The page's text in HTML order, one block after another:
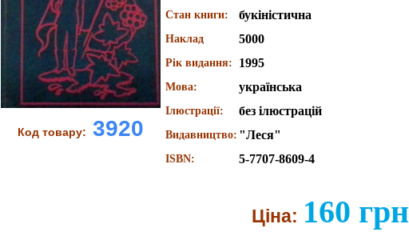
Код товару: 3920
Стан книги: букіністична
Наклад 5000
Рік видання: 1995
Мова: українська
Ілюстрації: без ілюстрацій
Видавництво: "Леся"
ISBN: 5-7707-8609-4
Ціна: 160 грн